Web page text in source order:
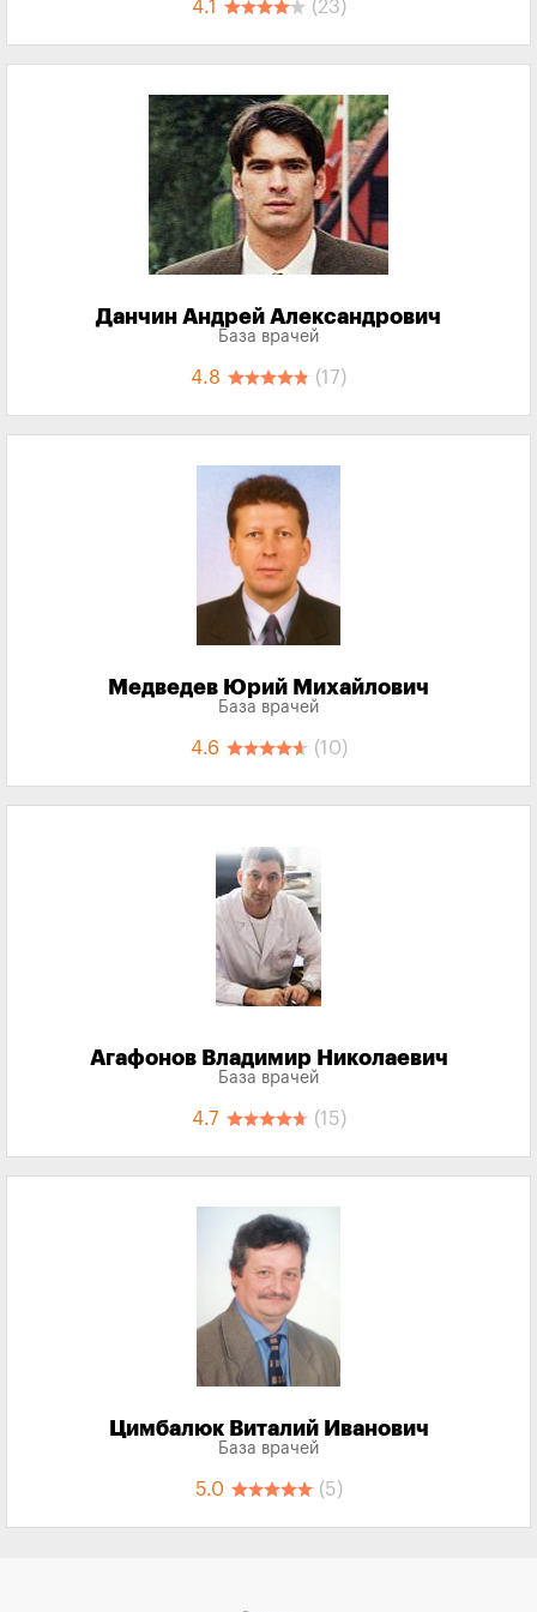
4.1 (23)
Данчин Андрей Александрович
База врачей
4.8 (17)
Медведев Юрий Михайлович
База врачей
4.6 (10)
Агафонов Владимир Николаевич
База врачей
4.7 (15)
Цимбалюк Виталий Иванович
База врачей
5.0 (5)